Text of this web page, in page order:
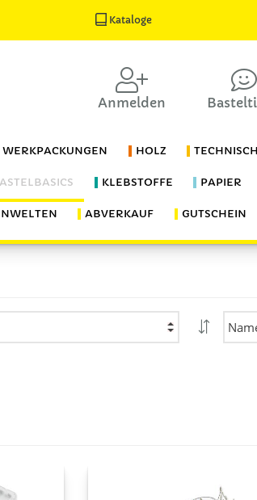
Kataloge
Anmelden
WERKPACKUNGEN HOLZ
KLEBSTOFFE PAPIER
ABVERKAUF GUTSCHEIN